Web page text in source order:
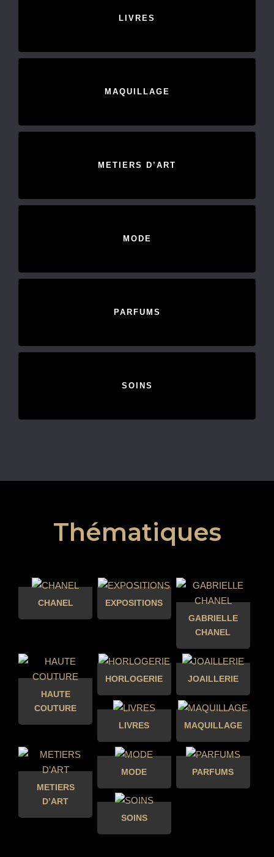
LIVRES
MAQUILLAGE
METIERS D’ART
MODE
PARFUMS
SOINS
Thématiques
CHANEL
EXPOSITIONS
GABRIELLE
CHANEL
HAUTE
COUTURE
HORLOGERIE JOAILLERIE
LIVRES MAQUILLAGE
METIERS
D’ART
MODE PARFUMS
SOINS